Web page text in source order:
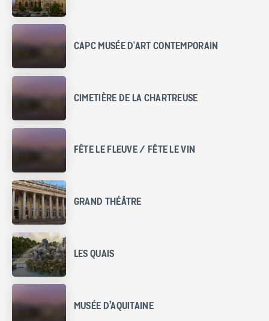
CAPC MUSÉE D'ART CONTEMPORAIN
CIMETIÈRE DE LA CHARTREUSE
FÊTE LE FLEUVE / FÊTE LE VIN
GRAND THÉÂTRE
LES QUAIS
MUSÉE D’AQUITAINE